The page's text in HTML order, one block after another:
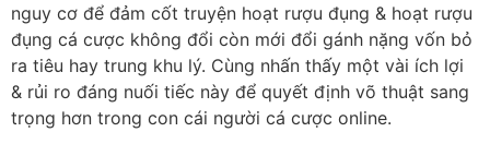
nguy cơ để đảm cốt truyện hoạt rượu đụng & hoạt rượu
đụng cá cược không đổi còn mới đổi gánh nặng vốn bỏ
ra tiêu hay trung khu lý. Cùng nhấn thấy một vài ích lợi
& rủi ro đáng nuối tiếc này để quyết định võ thuật sang
trọng hơn trong con cái người cá cược online.